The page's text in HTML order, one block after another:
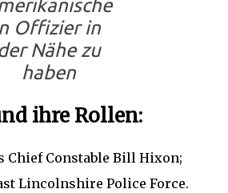
n Offizier in
Nähe zu
haben
ihre Rollen:
Chief Constable Bill Hixon;
Lincolnshire Police Force.